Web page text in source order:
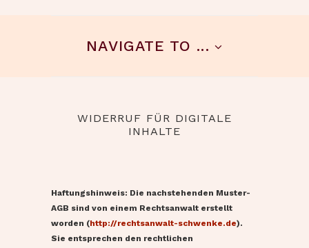
NAVIGATE TO ...
WIDERRUF FÜR DIGITALE
INHALTE
Haftungshinweis: Die nachstehenden Muster-
AGB sind von einem Rechtsanwalt erstellt
worden (http://rechtsanwalt-schwenke.de).
Sie entsprechen den rechtlichen